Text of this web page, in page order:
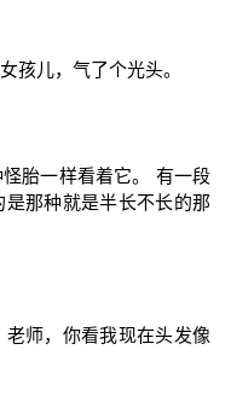
孩儿，气了个光头。
胎一样看着它。 有一段
那种就是半长不长的那
师，你看我现在头发像